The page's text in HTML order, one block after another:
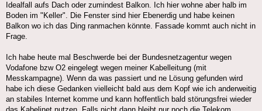
Idealfall aufs Dach oder zumindest Balkon. Ich hier wohne aber halb im
Boden im "Keller". Die Fenster sind hier Ebenerdig und habe keinen
Balkon wo ich das Ding ranmachen könnte. Fassade kommt auch nicht in
Frage.
Ich habe heute mal Beschwerde bei der Bundesnetzagentur wegen
Vodafone bzw O2 eingelegt wegen meiner Kabelleitung (mit
Messkampagne). Wenn da was passiert und ne Lösung gefunden wird
habe ich diese Gedanken vielleicht bald aus dem Kopf wie ich anderweitig
an stabiles Internet komme und kann hoffentlich bald störungsfrei wieder